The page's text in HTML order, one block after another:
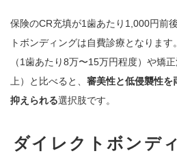
保険のCR充填が1歯あたり1,000円前
トボンディングは自費診療となりま
（1歯あたり8万〜15万円程度）や矯
上）と比べると、 審美性と低侵襲性を
抑えられる選択肢です。
ダイレクトボンデ